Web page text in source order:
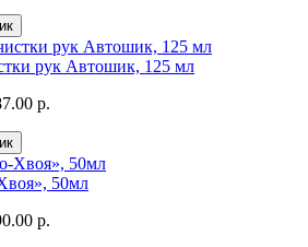
рук Автошик, 125 мл
р.
50мл
р.